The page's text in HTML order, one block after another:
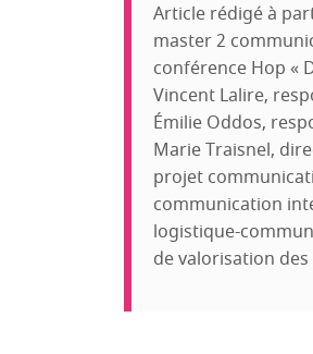
Article rédigé à
master 2
conférence Hop «
Vincent Lalire,
Émilie Oddos,
Marie Traisnel,
projet
communication
logistique-
de valorisation